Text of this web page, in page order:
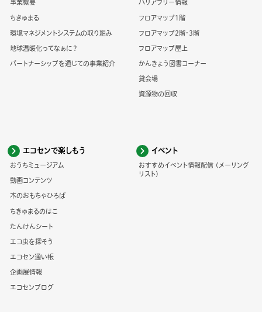
事業概要
ちきゅまる
環境マネジメントシステムの取り組み
地球温暖化ってなぁに？
パートナーシップを通じての事業紹介
バリアフリー情報
フロアマップ1階
フロアマップ2階・3階
フロアマップ屋上
かんきょう図書コーナー
貸会場
資源物の回収
エコセンで楽しもう
おうちミュージアム
動画コンテンツ
木のおもちゃひろば
ちきゅまるのはこ
たんけんシート
エコ虫を探そう
エコセン通い帳
企画展情報
エコセンブログ
イベント
おすすめイベント情報配信 (メーリング
リスト)